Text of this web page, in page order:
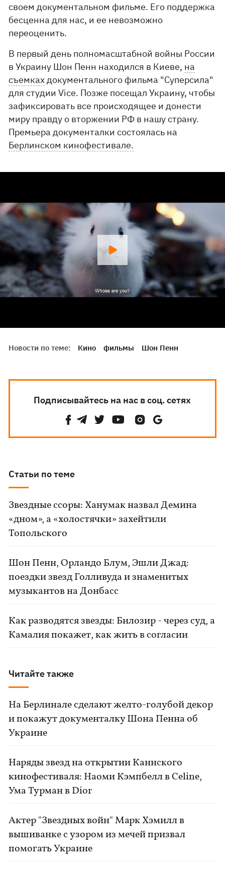
своем документальном фильме. Его поддержка
бесценна для нас, и ее невозможно
переоценить.
В первый день полномасштабной войны России
в Украину Шон Пенн находился в Киеве, на
съемкахдокументального фильма "Суперсила"
для студии Vice. Позже посещал Украину, чтобы
зафиксировать все происходящее и донести
миру правду о вторжении РФ в нашу страну.
Премьера документалки состоялась на
Берлинском кинофестивале.
Новости по теме: Кино фильмы Шон Пенн
Подписывайтесь на нас в соц. сетях
Статьи по теме
Звездные ссоры: Ханумак назвал Демина
«дном», а «холостячки» захейтили
Топольского
Шон Пенн, Орландо Блум, Эшли Джад:
поездки звезд Голливуда и знаменитых
музыкантов на Донбасс
Как разводятся звезды: Билозир - через суд, а
Камалия покажет, как жить в согласии
Читайте также
На Берлинале сделают желто-голубой декор
и покажут документалку Шона Пенна об
Украине
Наряды звезд на открытии Каннского
кинофестиваля: Наоми Кэмпбелл в Celine,
Ума Турман в Dior
Актер "Звездных войн" Марк Хэмилл в
вышиванке с узором из мечей призвал
помогать Украине